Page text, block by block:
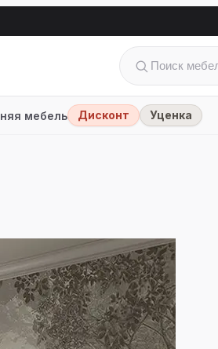
мебель Дисконт Уценка